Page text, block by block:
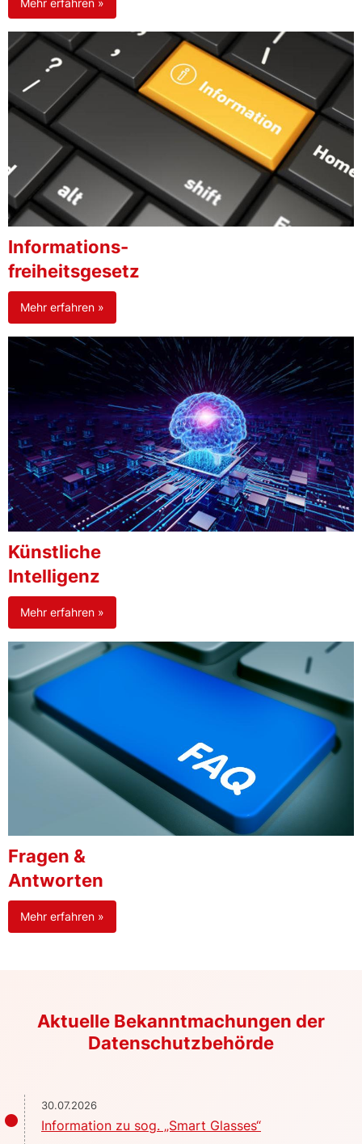
Informations-
freiheitsgesetz
Mehr erfahren »
Künstliche
Intelligenz
Mehr erfahren »
Fragen &
Antworten
Mehr erfahren »
Aktuelle Bekanntmachungen der
Datenschutzbehörde
30.07.2026
Information zu sog. „Smart Glasses“